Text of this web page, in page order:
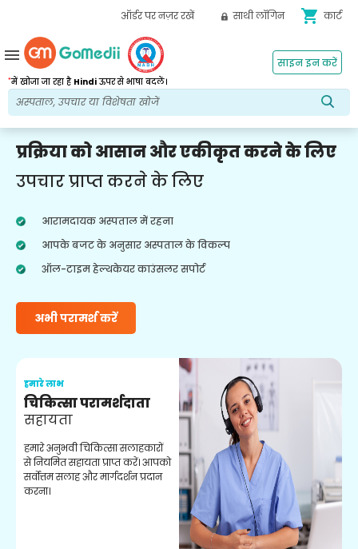
ऑर्डर पर नज़र रखें साथी लॉगिन shopping_cart कार्ट
*में खोजा जा रहा है Hindiऊपर से भाषा बदलें।
साइन इन करें
menu
प्रक्रिया को आसान और एकीकृत करने के लिए
उपचार प्राप्त करने के लिए
आरामदायक अस्पताल में रहना
आपके बजट के अनुसार अस्पताल के विकल्प
ऑल-टाइम हेल्थकेयर काउंसलर सपोर्ट
अभी परामर्श करें
हमारे लाभ
चिकित्सा परामर्शदाता
सहायता
हमारे अनुभवी चिकित्सा सलाहकारों
से नियमित सहायता प्राप्त करें। आपको
सर्वोत्तम सलाह और मार्गदर्शन प्रदान
करना।